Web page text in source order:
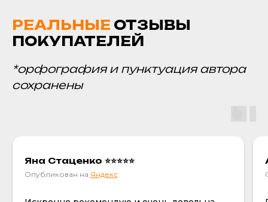
РЕАЛЬНЫЕ ОТЗЫВЫ
ПОКУПАТЕЛЕЙ
*орфография и пунктуация автора
сохранены
Яна Стаценко ⭐⭐⭐⭐⭐
Опубликован на Яндекс